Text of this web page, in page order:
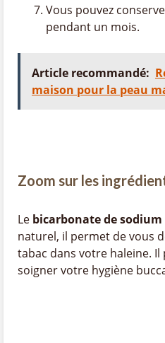
Vous pouvez
pendant un mois.
Article recommandé:
maison pour la peau
Zoom sur les
Le bicarbonate de sodium
naturel, il permet de vous
tabac dans votre haleine.
soigner votre hygiène